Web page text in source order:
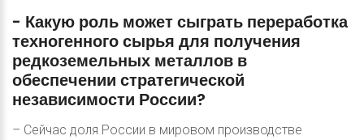
- Какую роль можетсыграть переработка
техногенногосырья для получения
редкоземельных металлов в
обеспечении стратегической
независимости России?
– Сейчас доля России в мировом производстве